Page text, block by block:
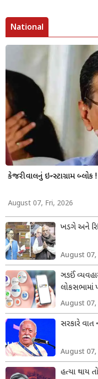
National
કેજરીવાલનું ઇન્સ્ટાગ્રામ બ્લોક !
August 07, Fri, 2026
ખડગે અને
August 07,
ઞઙઈં
લોકસભામાં
August 07,
સરકારે
August 07,
હત્યા થાય